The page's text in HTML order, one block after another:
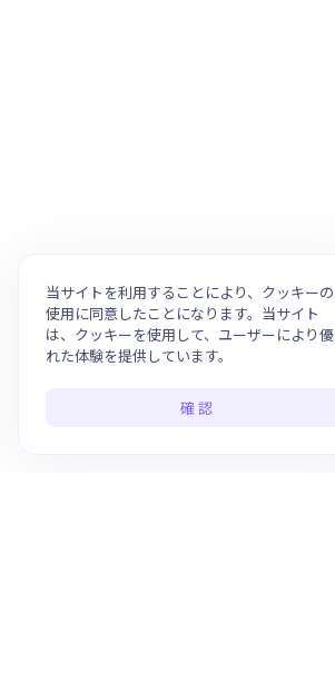
当サイトを利用することにより、クッキーの
使用に同意したことになります。当サイト
は、クッキーを使用して、ユーザーにより優
れた体験を提供しています。
確 認